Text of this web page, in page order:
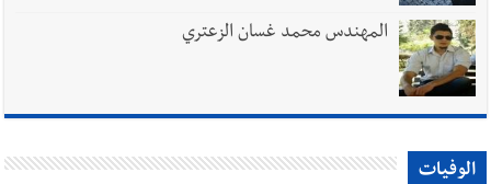
المهندس محمد غسان الزعتري
الوفيات